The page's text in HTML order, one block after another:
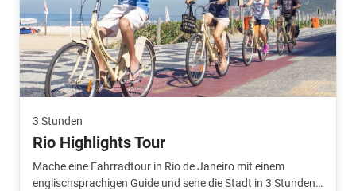
3 Stunden
Rio Highlights Tour
Mache eine Fahrradtour in Rio de Janeiro mit einem
englischsprachigen Guide und sehe die Stadt in 3 Stunden!